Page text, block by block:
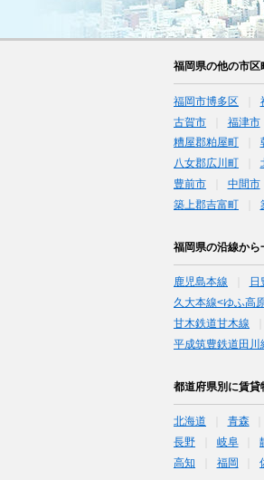
福岡県の他の市区
福岡市博多区
古賀市
福津市
糟屋郡粕屋町
八女郡広川町
豊前市
中間市
築上郡吉富町
福岡県の沿線から
鹿児島本線 日
久大本線<ゆふ高
甘木鉄道甘木線
平成筑豊鉄道田川
都道府県別に賃貸
北海道 青森
長野
岐阜
高知
福岡